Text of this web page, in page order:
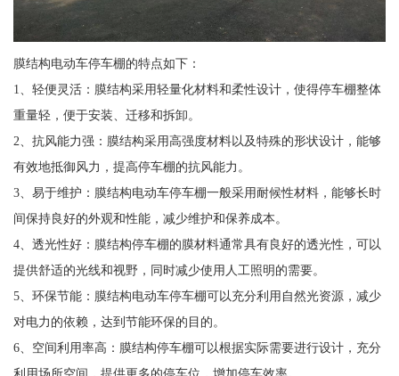
膜结构电动车停车棚的特点如下：
1、轻便灵活：膜结构采用轻量化材料和柔性设计，使得停车棚整体
重量轻，便于安装、迁移和拆卸。
2、抗风能力强：膜结构采用高强度材料以及特殊的形状设计，能够
有效地抵御风力，提高停车棚的抗风能力。
3、易于维护：膜结构电动车停车棚一般采用耐候性材料，能够长时
间保持良好的外观和性能，减少维护和保养成本。
4、透光性好：膜结构停车棚的膜材料通常具有良好的透光性，可以
提供舒适的光线和视野，同时减少使用人工照明的需要。
5、环保节能：膜结构电动车停车棚可以充分利用自然光资源，减少
对电力的依赖，达到节能环保的目的。
6、空间利用率高：膜结构停车棚可以根据实际需要进行设计，充分